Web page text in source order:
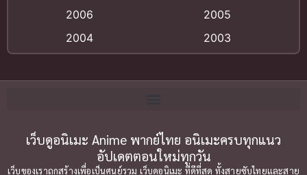
Big tits (นมใหญ่)
Bitch (ผู้หญิงร่าน)
Bondage (ทาส)(1)
Censored (เซ็นเซอร์)(19)
2006
2005
2004
2003
2000
1999
1996
1990
เว็บดูอนิเมะ Anime พากย์ไทย อนิเมะครบทุกแนว
อัปเดตตอนใหม่ทุกวัน
เว็บของเราถูกสร้างเพื่อเป็นศูนย์รวม เว็บดูอนิเมะ ที่ดีที่สุด ทั้งสายซับไทยและสาย